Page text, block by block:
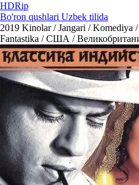
HDRip
Bo'ron qushlari Uzbek tilida
2019 Kinolar / Jangari /
Fantastika / США /